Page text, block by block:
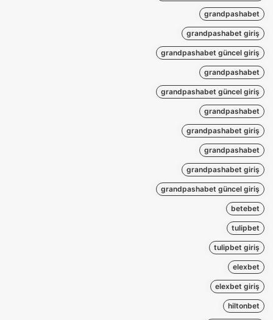
grandpashabet
grandpashabet giriş
grandpashabet güncel giriş
grandpashabet
grandpashabet güncel giriş
grandpashabet
grandpashabet giriş
grandpashabet
grandpashabet giriş
grandpashabet güncel giriş
betebet
tulipbet
tulipbet giriş
elexbet
elexbet giriş
hiltonbet